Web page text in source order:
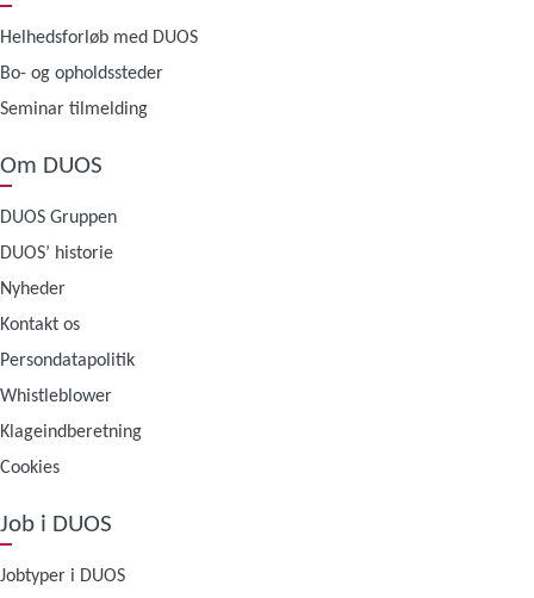
Helhedsforløb med DUOS
Bo- og opholdssteder
Seminar tilmelding
Om DUOS
DUOS Gruppen
DUOS’ historie
Nyheder
Kontakt os
Persondatapolitik
Whistleblower
Klageindberetning
Cookies
Job i DUOS
Jobtyper i DUOS